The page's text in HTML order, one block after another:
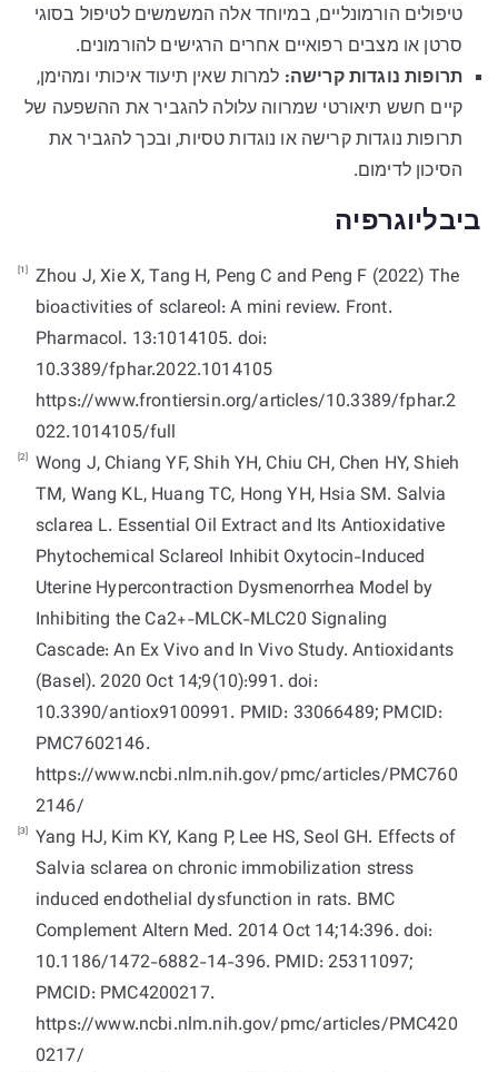
טיפולים הורמונליים, במיוחד אלה המשמשים לטיפול בסוגי
סרטן או מצבים רפואיים אחרים הרגישים להורמונים.
תרופות נוגדות קרישה: למרות שאין תיעוד איכותי ומהימן,
קיים חשש תיאורטי שמרווה עלולה להגביר את ההשפעה של
תרופות נוגדות קרישה או נוגדות טסיות, ובכך להגביר את
הסיכון לדימום.
ביבליוגרפיה
[1] Zhou J, Xie X, Tang H, Peng C and Peng F (2022) The
bioactivities of sclareol: A mini review. Front.
Pharmacol. 13:1014105. doi:
10.3389/fphar.2022.1014105
https://www.frontiersin.org/articles/10.3389/fphar.2
022.1014105/full
[2] Wong J, Chiang YF, Shih YH, Chiu CH, Chen HY, Shieh
TM, Wang KL, Huang TC, Hong YH, Hsia SM. Salvia
sclarea L. Essential Oil Extract and Its Antioxidative
Phytochemical Sclareol Inhibit Oxytocin-Induced
Uterine Hypercontraction Dysmenorrhea Model by
Inhibiting the Ca2+-MLCK-MLC20 Signaling
Cascade: An Ex Vivo and In Vivo Study. Antioxidants
(Basel). 2020 Oct 14;9(10):991. doi:
10.3390/antiox9100991. PMID: 33066489; PMCID:
PMC7602146.
https://www.ncbi.nlm.nih.gov/pmc/articles/PMC760
2146/
[3] Yang HJ, Kim KY, Kang P, Lee HS, Seol GH. Effects of
Salvia sclarea on chronic immobilization stress
induced endothelial dysfunction in rats. BMC
Complement Altern Med. 2014 Oct 14;14:396. doi:
10.1186/1472-6882-14-396. PMID: 25311097;
PMCID: PMC4200217.
https://www.ncbi.nlm.nih.gov/pmc/articles/PMC420
0217/